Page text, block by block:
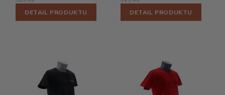
DETAIL PRODUKTU
DETAIL PRODUKTU